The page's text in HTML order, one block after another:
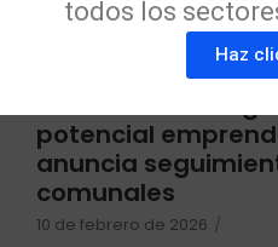
potencial
anuncia
comunales
10 de febrero de 2026 /
todos los
Haz